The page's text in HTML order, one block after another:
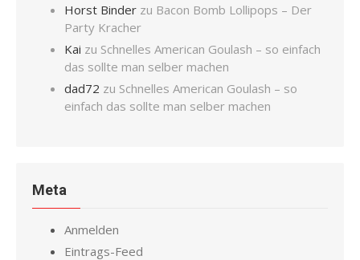
Horst Binder zu Bacon Bomb Lollipops – Der
Party Kracher
Kai zu Schnelles American Goulash – so einfach
das sollte man selber machen
dad72 zu Schnelles American Goulash – so
einfach das sollte man selber machen
Meta
Anmelden
Eintrags-Feed